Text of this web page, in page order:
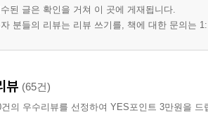
된 글은 확인을 거쳐 이 곳에 게재됩니다.
분들의 리뷰는 리뷰 쓰기를, 책에 대한 문의는
뷰 (65건)
의 우수리뷰를 선정하여 YES포인트 3만원을 드